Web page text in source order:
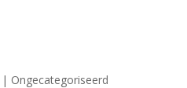
| Ongecategoriseerd